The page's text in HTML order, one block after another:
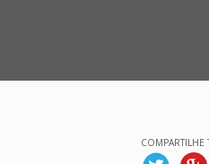
COMPARTILHE